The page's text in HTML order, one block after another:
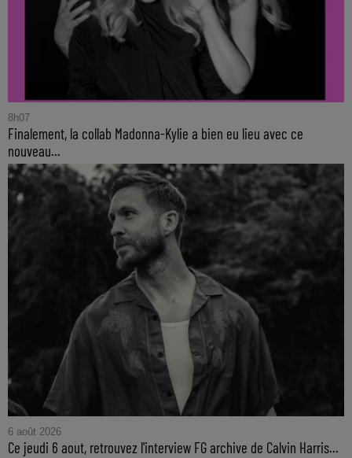
8h07
Finalement, la collab Madonna-Kylie a bien eu lieu avec ce
nouveau...
6 août 2026
Ce jeudi 6 aout, retrouvez l'interview FG archive de Calvin Harris...